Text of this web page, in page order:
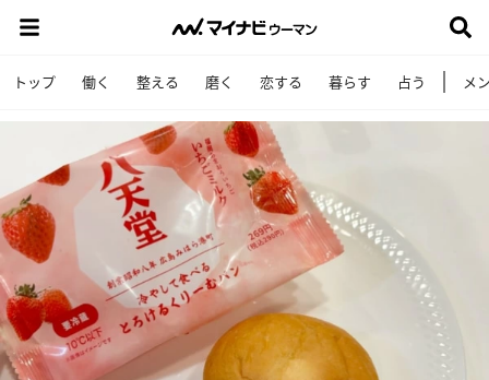
トップ 働く 整える 磨く 恋する 暮らす 占う メ